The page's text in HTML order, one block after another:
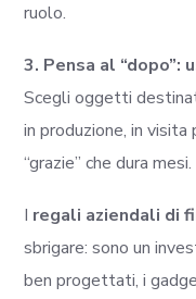
ruolo.
3. Pensa al “dopo”:
Scegli oggetti
in produzione, in
“grazie” che dura mesi.
I regali aziendali di
sbrigare: sono un
ben progettati, i